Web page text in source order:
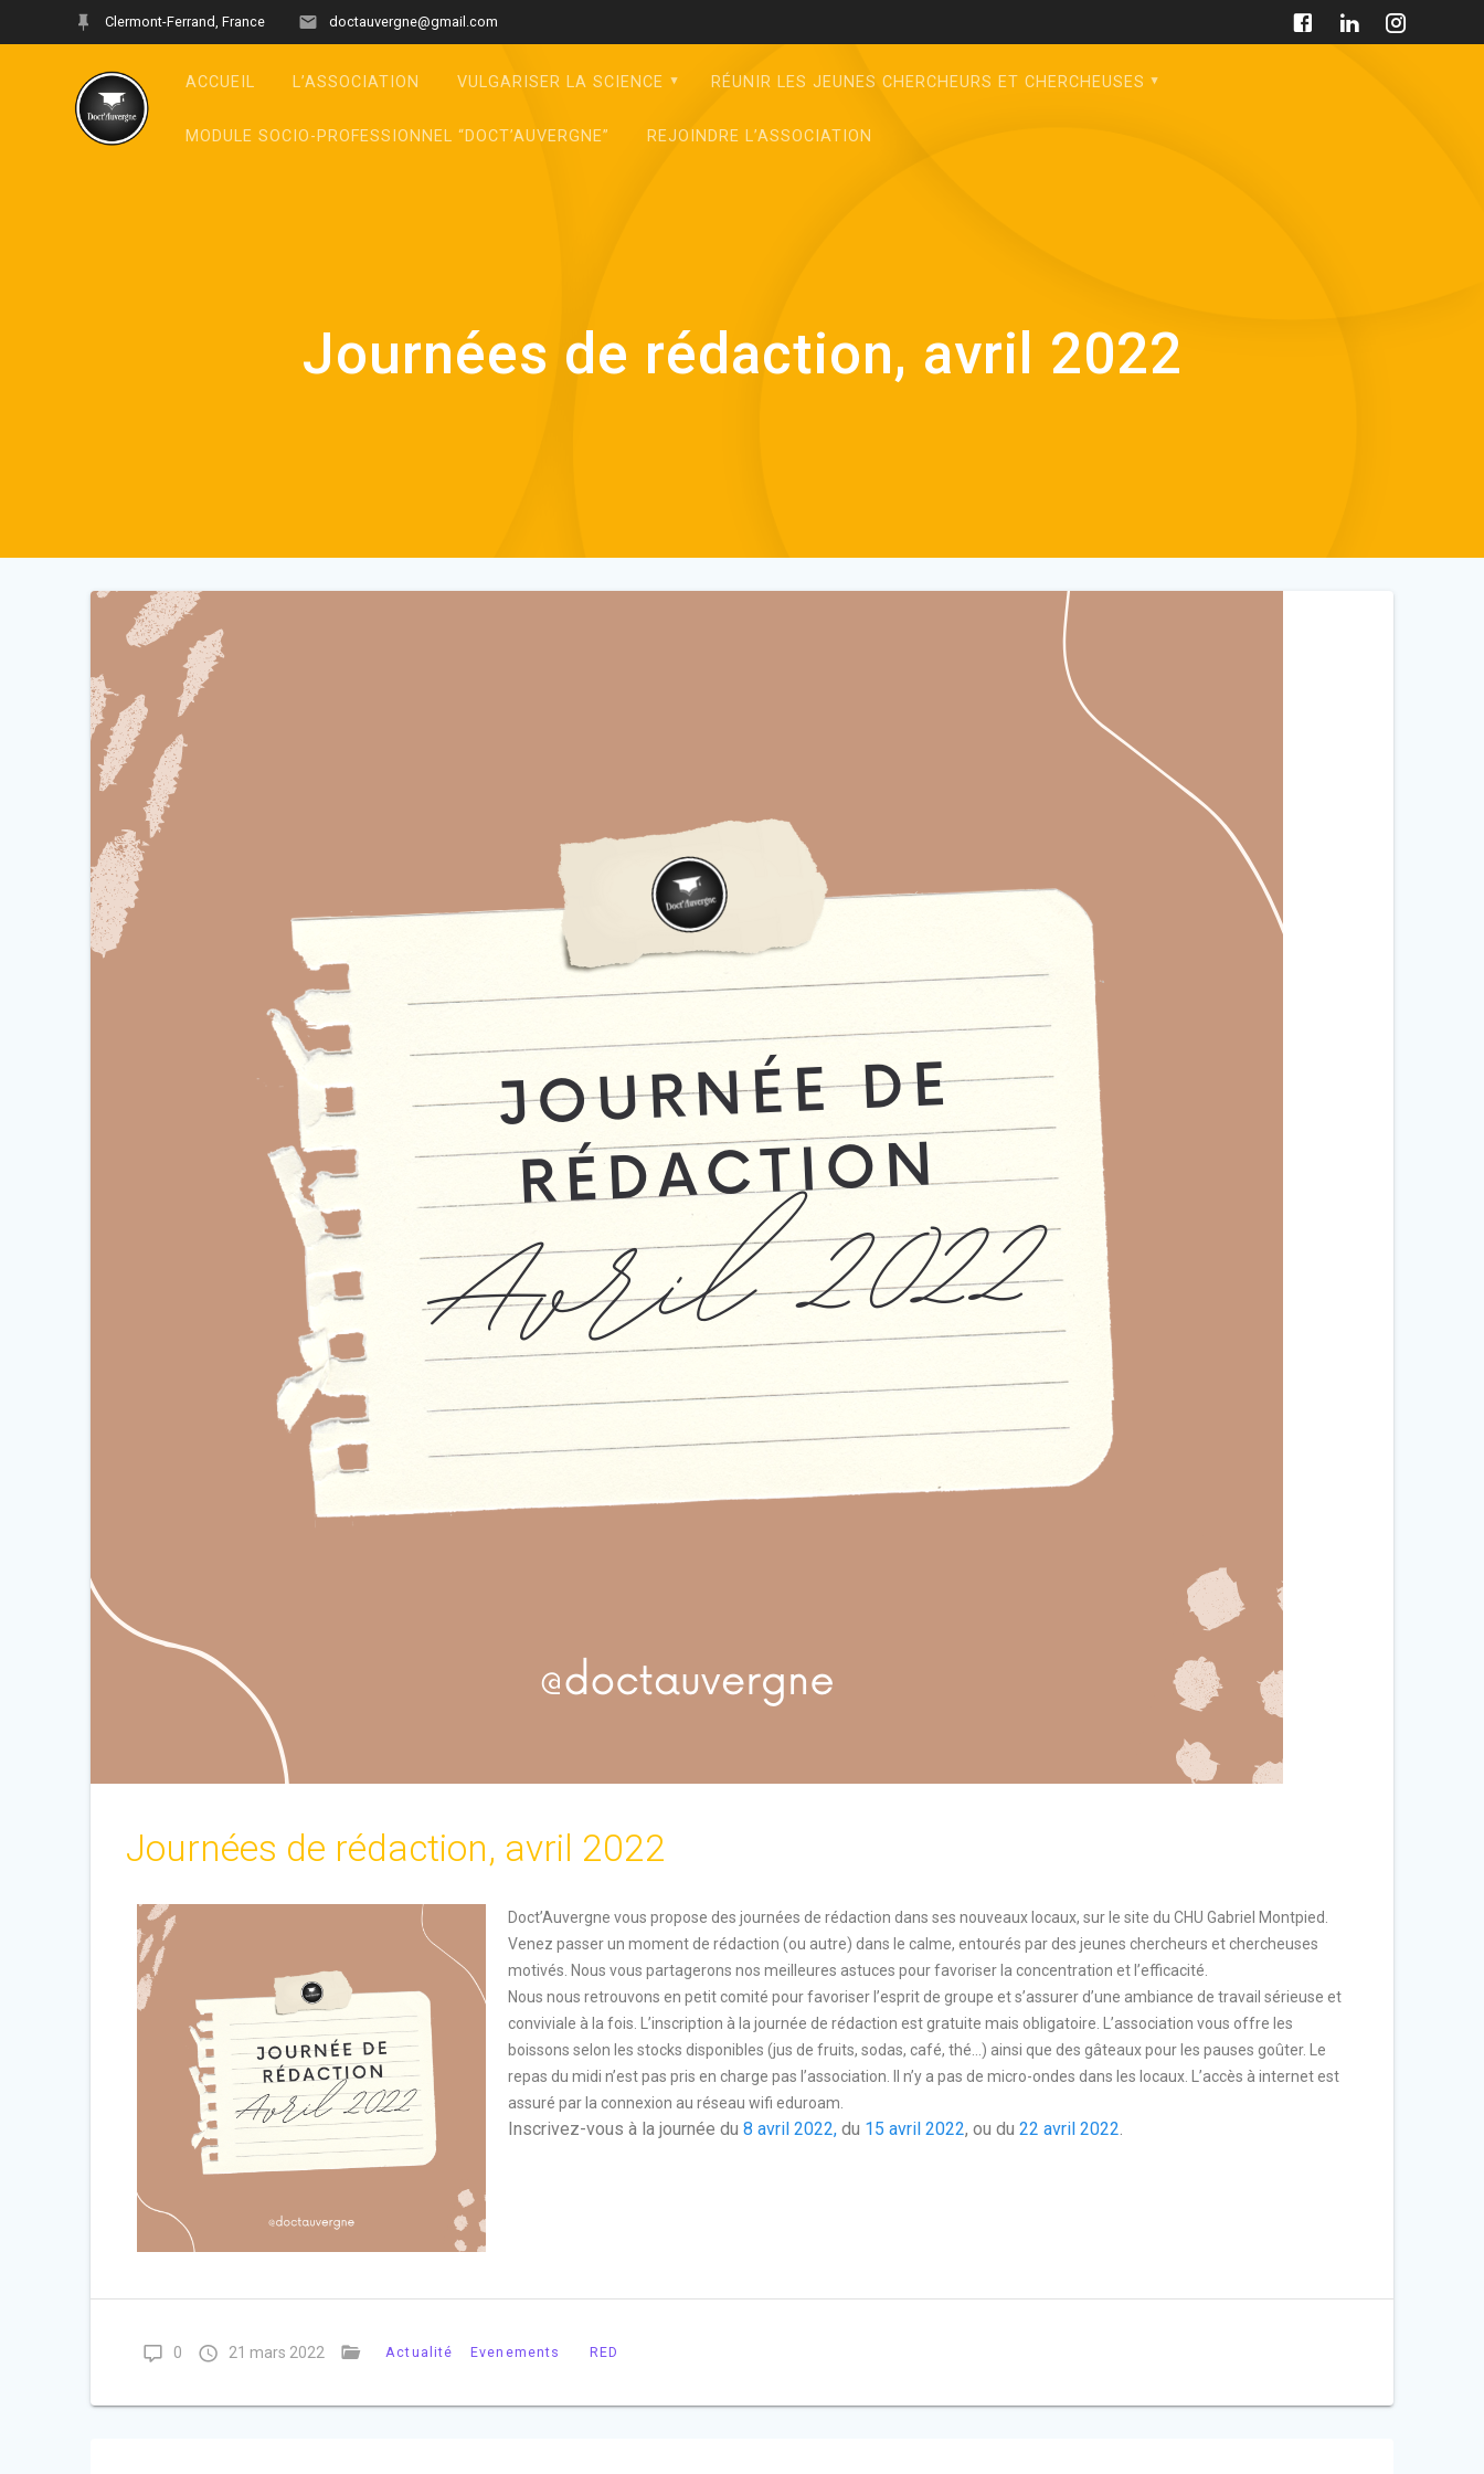
Clermont-Ferrand, France doctauvergne@gmail.com
ACCUEIL L’ASSOCIATION VULGARISER LA SCIENCE RÉUNIR LES JEUNES CHERCHEURS ET CHERCHEUSES
MODULE SOCIO-PROFESSIONNEL “DOCT’AUVERGNE” REJOINDRE L’ASSOCIATION
Journées de rédaction, avril 2022
Journées de rédaction, avril 2022
Doct’Auvergne vous propose des journées de rédaction dans ses nouveaux locaux, sur le site du CHU Gabriel Montpied.
Venez passer un moment de rédaction (ou autre) dans le calme, entourés par des jeunes chercheurs et chercheuses
motivés. Nous vous partagerons nos meilleures astuces pour favoriser la concentration et l’efficacité.
Nous nous retrouvons en petit comité pour favoriser l’esprit de groupe et s’assurer d’une ambiance de travail sérieuse et
conviviale à la fois. L’inscription à la journée de rédaction est gratuite mais obligatoire. L’association vous offre les
boissons selon les stocks disponibles (jus de fruits, sodas, café, thé…) ainsi que des gâteaux pour les pauses goûter. Le
repas du midi n’est pas pris en charge pas l’association. Il n’y a pas de micro-ondes dans les locaux. L’accès à internet est
assuré par la connexion au réseau wifi eduroam.
Inscrivez-vous à la journée du 8 avril 2022,du 15 avril 2022, ou du 22 avril 2022
0 21 mars 2022 Actualité Evenements RED